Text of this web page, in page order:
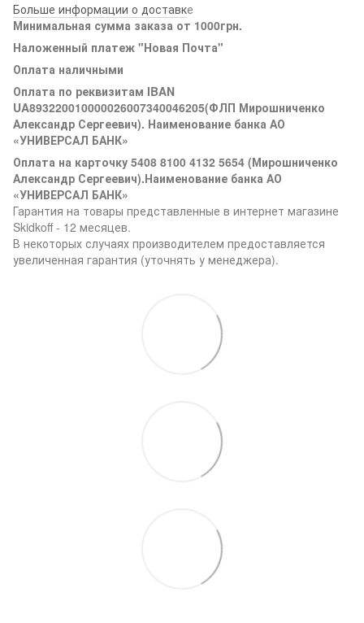
Больше информации о доставке
Минимальная сумма заказа от 1000грн.
Наложенный платеж "Новая Почта"
Оплата наличными
Оплата по реквизитам IBAN
UA893220010000026007340046205(ФЛП Мирошниченко
Александр Сергеевич). Наименование банка АО
«УНИВЕРСАЛ БАНК»
Оплата на карточку 5408 8100 4132 5654 (Мирошниченко
Александр Сергеевич).Наименование банка АО
«УНИВЕРСАЛ БАНК»
Гарантия на товары представленные в интернет магазине
Skidkoff - 12 месяцев.
В некоторых случаях производителем предоставляется
увеличенная гарантия (уточнять у менеджера).